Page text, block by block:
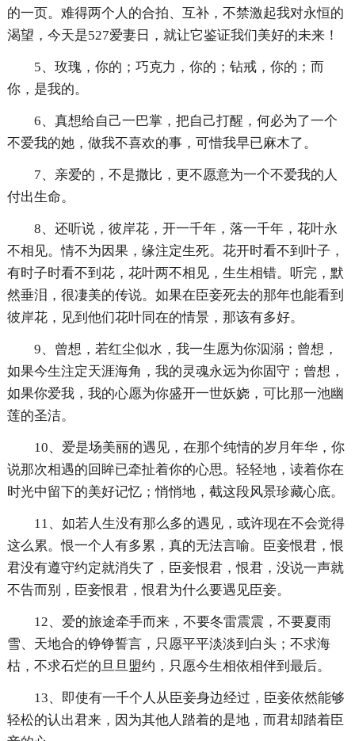
的一页。难得两个人的合拍、互补，不禁激起我对永恒的
渴望，今天是527爱妻日，就让它鉴证我们美好的未来！
5、玫瑰，你的；巧克力，你的；钻戒，你的；而
你，是我的。
6、真想给自己一巴掌，把自己打醒，何必为了一个
不爱我的她，做我不喜欢的事，可惜我早已麻木了。
7、亲爱的，不是撒比，更不愿意为一个不爱我的人
付出生命。
8、还听说，彼岸花，开一千年，落一千年，花叶永
不相见。情不为因果，缘注定生死。花开时看不到叶子，
有时子时看不到花，花叶两不相见，生生相错。听完，默
然垂泪，很凄美的传说。如果在臣妾死去的那年也能看到
彼岸花，见到他们花叶同在的情景，那该有多好。
9、曾想，若红尘似水，我一生愿为你泅溺；曾想，
如果今生注定天涯海角，我的灵魂永远为你固守；曾想，
如果你爱我，我的心愿为你盛开一世妖娆，可比那一池幽
莲的圣洁。
10、爱是场美丽的遇见，在那个纯情的岁月年华，你
说那次相遇的回眸已牵扯着你的心思。轻轻地，读着你在
时光中留下的美好记忆；悄悄地，截这段风景珍藏心底。
11、如若人生没有那么多的遇见，或许现在不会觉得
这么累。恨一个人有多累，真的无法言喻。臣妾恨君，恨
君没有遵守约定就消失了，臣妾恨君，恨君，没说一声就
不告而别，臣妾恨君，恨君为什么要遇见臣妾。
12、爱的旅途牵手而来，不要冬雷震震，不要夏雨
雪、天地合的铮铮誓言，只愿平平淡淡到白头；不求海
枯，不求石烂的旦旦盟约，只愿今生相依相伴到最后。
13、即使有一千个人从臣妾身边经过，臣妾依然能够
轻松的认出君来，因为其他人踏着的是地，而君却踏着臣